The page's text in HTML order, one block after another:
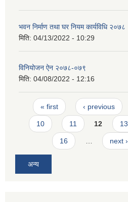
भवन निर्माण तथा घर नियम कार्यविधि २०७८
मिति: 04/13/2022 - 10:29
विनियोजन ऐन २०७८-०७९
मिति: 04/08/2022 - 12:16
Pages
« first ‹ previous
10 11 12 13
16 next ›
अन्य